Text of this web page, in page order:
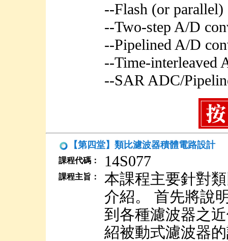
--Flash (or parallel)
--Two-step A/D
--Pipelined A/D
--Time-interleaved
--SAR ADC/
【第四堂】類比濾波器積體電路設計
課程代碼： 14S077
課程主旨：
本課程主要針對
介紹。 首先將說
到各種濾波器之
紹被動式濾波器